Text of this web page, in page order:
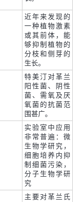
近年来发现的
一种植物激素
或其前体，能
够抑制植物的
分枝和侧芽的
生长。
特美汀对革兰
阳性菌、阴性
菌、需氧及厌
氧菌的抗菌范
围甚广。
实验室中应用
非常普遍：微
生物学研究，
细胞培养内抑
制细菌污染，
分子生物学研
究
主要对革兰氏